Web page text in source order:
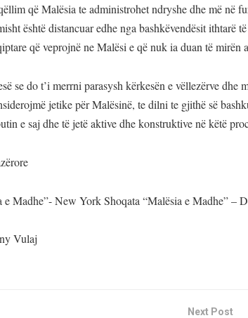
që Malësia te administrohet ndryshe dhe më në
është distancuar edhe nga bashkëvendësit ithtarë
që veprojnë ne Malësi e që nuk ia duan të mirën
se do t’i merrni parasysh kërkesën e vëllezërve dhe
jetike për Malësinë, te dilni te gjithë së
e saj dhe të jetë aktive dhe konstruktive në këtë
e Madhe”- New York Shoqata “Malësia e Madhe” –
Vulaj
Next Post